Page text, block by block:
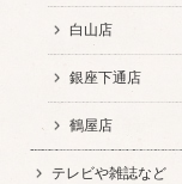
白山店
銀座下通店
鶴屋店
テレビや雑誌など